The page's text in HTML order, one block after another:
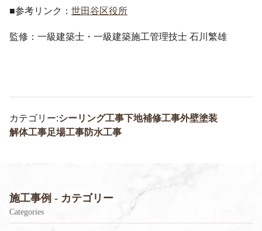
■参考リンク： 世田谷区役所
監修：一級建築士・一級建築施工管理技士 石川繁雄
カテゴリー:シーリング工事下地補修工事外壁塗装
解体工事足場工事防水工事
施工事例 - カテゴリー
Categories